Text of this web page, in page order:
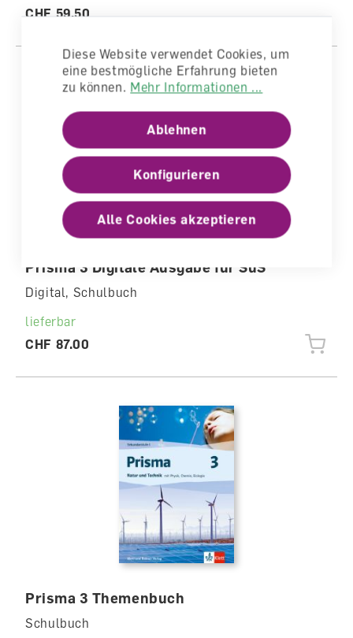
CHF 59.50
Prisma 3 Digitale Ausgabe für SuS
Digital, Schulbuch
lieferbar
CHF 87.00
Prisma 3 Themenbuch
Schulbuch
Diese Website verwendet Cookies, um
eine bestmögliche Erfahrung bieten
zu können. Mehr Informationen ...
Ablehnen
Konfigurieren
Alle Cookies akzeptieren